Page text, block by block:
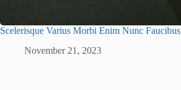
Scelerisque Varius Morbi Enim Nunc Faucibus
November 21, 2023